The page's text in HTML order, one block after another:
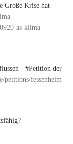
Große Krise hat
as-klima-
- #Petition der
petitions/fessenheim-
-